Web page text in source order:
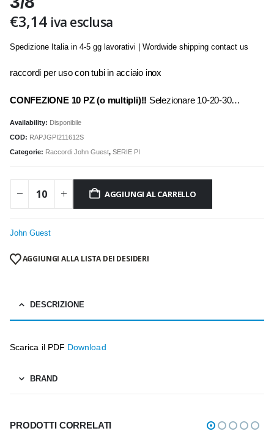
€3,14 iva esclusa
Spedizione Italia in 4-5 gg lavorativi | Wordwide shipping contact us
raccordi per uso con tubi in acciaio inox
CONFEZIONE 10 PZ (o multipli)!! Selezionare 10-20-30…
Availability: Disponibile
COD: RAPJGPI211612S
Categorie: Raccordi John Guest, SERIE PI
AGGIUNGI AL CARRELLO
John Guest
AGGIUNGI ALLA LISTA DEI DESIDERI
DESCRIZIONE
Scarica il PDF Download
BRAND
PRODOTTI CORRELATI